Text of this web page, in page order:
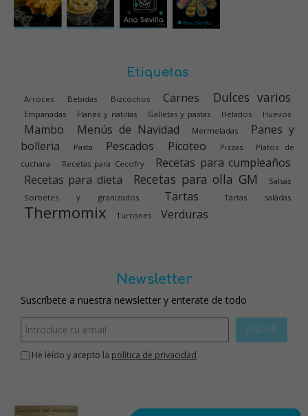
Etiquetas
Arroces Bebidas Bizcochos Carnes Dulces varios
Empanadas Flanes y natillas Galletas y pastas Helados Huevos
Mambo Menús de Navidad Mermeladas
Panes y
bolleria
Pasta Pescados Picoteo Pizzas
Platos de
cuchara
Recetas para Cecofry
Recetas para cumpleaños
Recetas para dieta
Recetas para olla GM
Salsas
Sorbetes y granizados
Tartas Tartas saladas
Thermomix Turrones Verduras
Newsletter
Suscríbete a nuestra newsletter y enterate de todo
ENVIAR
He leído y acepto la política de privacidad